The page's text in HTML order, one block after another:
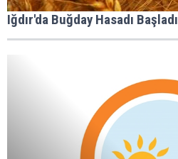
Iğdır'da Buğday Hasadı Başladı